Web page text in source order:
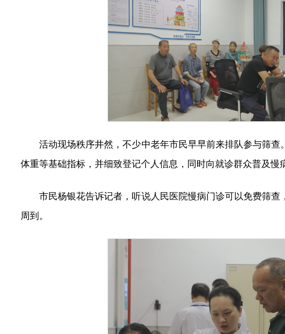
活动现场秩序井然，不少中老年市民早早前来排队参与筛查
体重等基础指标，并细致登记个人信息，同时向就诊群众普及慢
市民杨银花告诉记者，听说人民医院慢病门诊可以免费筛
周到。